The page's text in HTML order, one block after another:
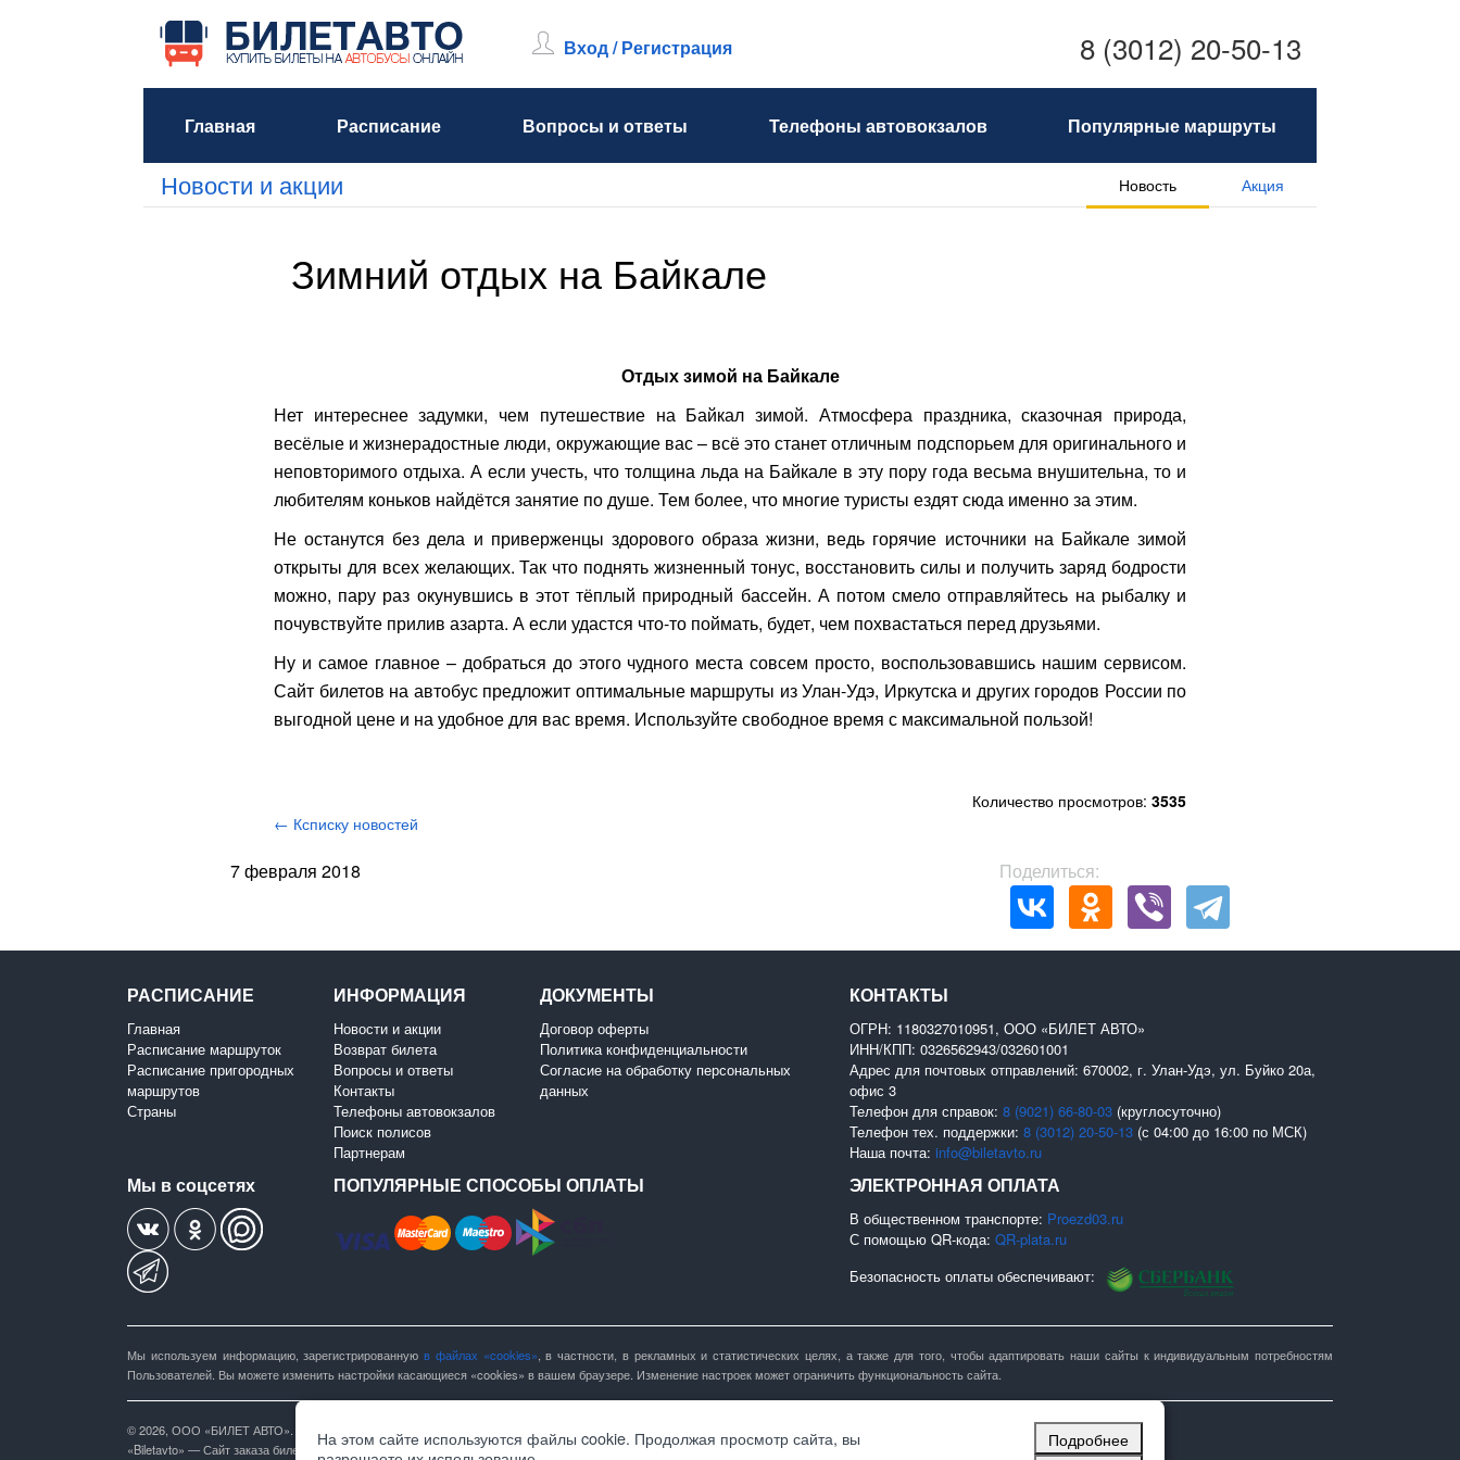
Главная Расписание Вопросы и ответы Телефоны автовокзалов Популярные маршруты
8 (3012) 20-50-13
Вход / Регистрация
Новость Акция
Новости и акции
Зимний отдых на Байкале
Отдых зимой на Байкале
Нет интереснее задумки, чем путешествие на Байкал зимой. Атмосфера праздника, сказочная природа,
весёлые и жизнерадостные люди, окружающие вас – всё это станет отличным подспорьем для оригинального и
неповторимого отдыха. А если учесть, что толщина льда на Байкале в эту пору года весьма внушительна, то и
любителям коньков найдётся занятие по душе. Тем более, что многие туристы ездят сюда именно за этим.
Не останутся без дела и приверженцы здорового образа жизни, ведь горячие источники на Байкале зимой
открыты для всех желающих. Так что поднять жизненный тонус, восстановить силы и получить заряд бодрости
можно, пару раз окунувшись в этот тёплый природный бассейн. А потом смело отправляйтесь на рыбалку и
почувствуйте прилив азарта. А если удастся что-то поймать, будет, чем похвастаться перед друзьями.
Ну и самое главное – добраться до этого чудного места совсем просто, воспользовавшись нашим сервисом.
Сайт билетов на автобус предложит оптимальные маршруты из Улан-Удэ, Иркутска и других городов России по
выгодной цене и на удобное для вас время. Используйте свободное время с максимальной пользой!
Количество просмотров: 3535
← Ксписку новостей
7 февраля 2018 Поделиться:
На этом сайте используются файлы cookie. Продолжая просмотр сайта, вы
Подробнее
РАСПИСАНИЕ
Главная
Расписание маршруток
Расписание пригородных
маршрутов
Страны
ИНФОРМАЦИЯ
Новости и акции
Возврат билета
Вопросы и ответы
Контакты
Телефоны автовокзалов
Поиск полисов
Партнерам
ДОКУМЕНТЫ
Договор оферты
Политика конфиденциальности
Согласие на обработку персональных
данных
КОНТАКТЫ
ОГРН: 1180327010951, ООО «БИЛЕТ АВТО»
ИНН/КПП: 0326562943/032601001
Адрес для почтовых отправлений: 670002, г. Улан-Удэ, ул. Буйко 20а,
офис 3
Телефон для справок: 8 (9021) 66-80-03 (круглосуточно)
Телефон тех. поддержки: 8 (3012) 20-50-13 (с 04:00 до 16:00 по МСК)
Наша почта: info@biletavto.ru
Мы в соцсетях ПОПУЛЯРНЫЕ СПОСОБЫ ОПЛАТЫ ЭЛЕКТРОННАЯ ОПЛАТА
В общественном транспорте: Proezd03.ru
С помощью QR-кода: QR-plata.ru
Безопасность оплаты обеспечивают:
Мы используем информацию, зарегистрированную в файлах «cookies» , в частности, в рекламных и статистических целях, а также для того, чтобы адаптировать наши сайты к индивидуальным потребностям
Пользователей. Вы можете изменить настройки касающиеся «cookies» в вашем браузере. Изменение настроек может ограничить функциональность сайта.
© 2026, ООО «БИЛЕТ АВТО». Все права защищены.
«Biletavto» — Сайт заказа билетов на автобус